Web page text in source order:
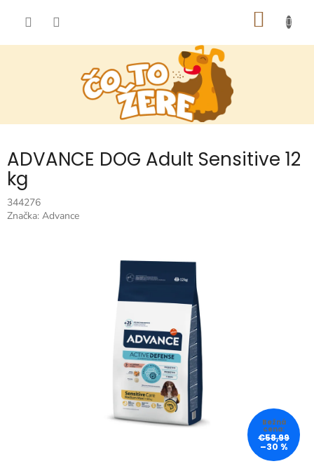
ADVANCE DOG Adult Sensitive 12
kg
344276
Značka: Advance
€58,99
–30 %